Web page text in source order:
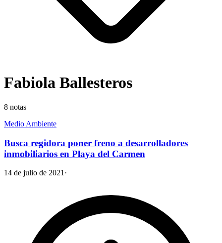
Fabiola Ballesteros
8 notas
Medio Ambiente
Busca regidora poner freno a desarrolladores
inmobiliarios en Playa del Carmen
14 de julio de 2021 ·